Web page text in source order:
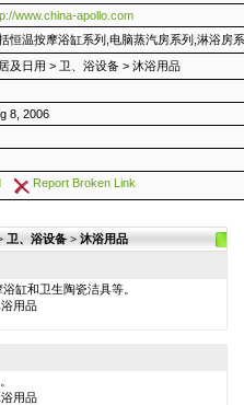
www.china-apollo.com
恒温按摩浴缸系列,电脑蒸汽房系列,淋浴房
及日用 > 卫、浴设备 > 沐浴用品
8, 2006
Report Broken Link
卫、浴设备 > 沐浴用品
缸和卫生陶瓷洁具等。
用品
用品